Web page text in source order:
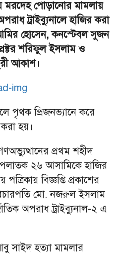
পোড়ানোর মামলায়
ট্রাইব্যুনালে হাজির করা
হোসেন, কনস্টেবল সুজন
প্রক্টর শরিফুল ইসলাম ও
আকাশ।
পৃথক প্রিজনভ্যানে করে
করা হয়।
প্রথম শহীদ
২৬ আসামিকে হাজির
বিজ্ঞপ্তি প্রকাশের
বিচারপতি মো. নজরুল ইসলাম
অপরাধ ট্রাইব্যুনাল-২ এ
হত্যা মামলার